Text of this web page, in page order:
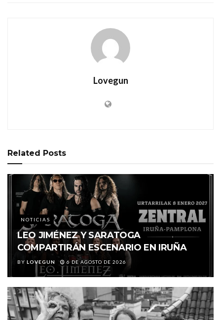
Lovegun
Related Posts
NOTICIAS
LEO JIMÉNEZ Y SARATOGA
COMPARTIRÁN ESCENARIO EN IRUÑA
BY LOVEGUN 6 DE AGOSTO DE 2026